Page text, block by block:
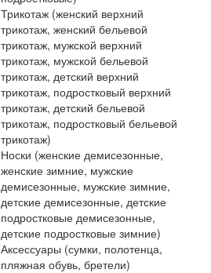
Трикотаж (женский верхний
трикотаж, женский бельевой
трикотаж, мужской верхний
трикотаж, мужской бельевой
трикотаж, детский верхний
трикотаж, подростковый верхний
трикотаж, детский бельевой
трикотаж, подростковый бельевой
трикотаж)
Носки (женские демисезонные,
женские зимние, мужские
демисезонные, мужские зимние,
детские демисезонные, детские
подростковые демисезонные,
детские подростковые зимние)
Аксессуары (сумки, полотенца,
пляжная обувь, бретели)